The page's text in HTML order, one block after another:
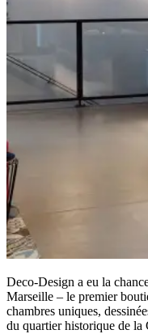
Deco-Design a eu la
Marseille – le premier
chambres uniques,
du quartier historique de